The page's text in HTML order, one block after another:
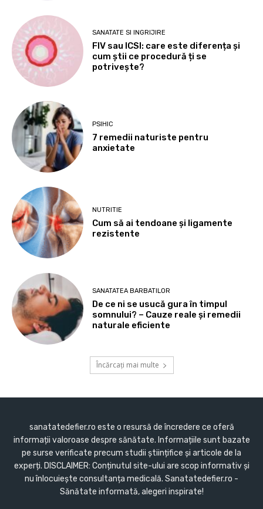
SANATATE SI INGRIJIRE
FIV sau ICSI: care este diferența și
cum știi ce procedură ți se
potrivește?
PSIHIC
7 remedii naturiste pentru
anxietate
NUTRITIE
Cum să ai tendoane şi ligamente
rezistente
SANATATEA BARBATILOR
De ce ni se usucă gura în timpul
somnului? – Cauze reale și remedii
naturale eficiente
Încărcați mai multe
sanatatedefier.ro este o resursă de încredere ce oferă
informații valoroase despre sănătate. Informațiile sunt bazate
pe surse verificate precum studii științifice și articole de la
experți. DISCLAIMER: Conținutul site-ului are scop informativ și
nu înlocuiește consultanța medicală. Sanatatedefier.ro -
Sănătate informată, alegeri inspirate!